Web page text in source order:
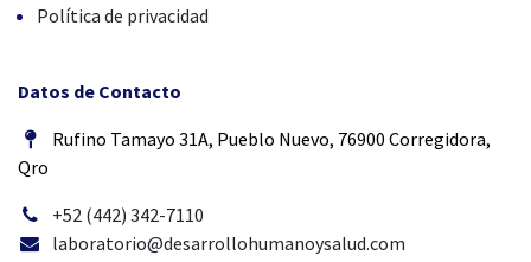
Política de privacidad
Datos de Contacto
Rufino Tamayo 31A, Pueblo Nuevo, 76900 Corregidora,
Qro
+52 (442) 342-7110
laboratorio@desarrollohumanoysalud.com